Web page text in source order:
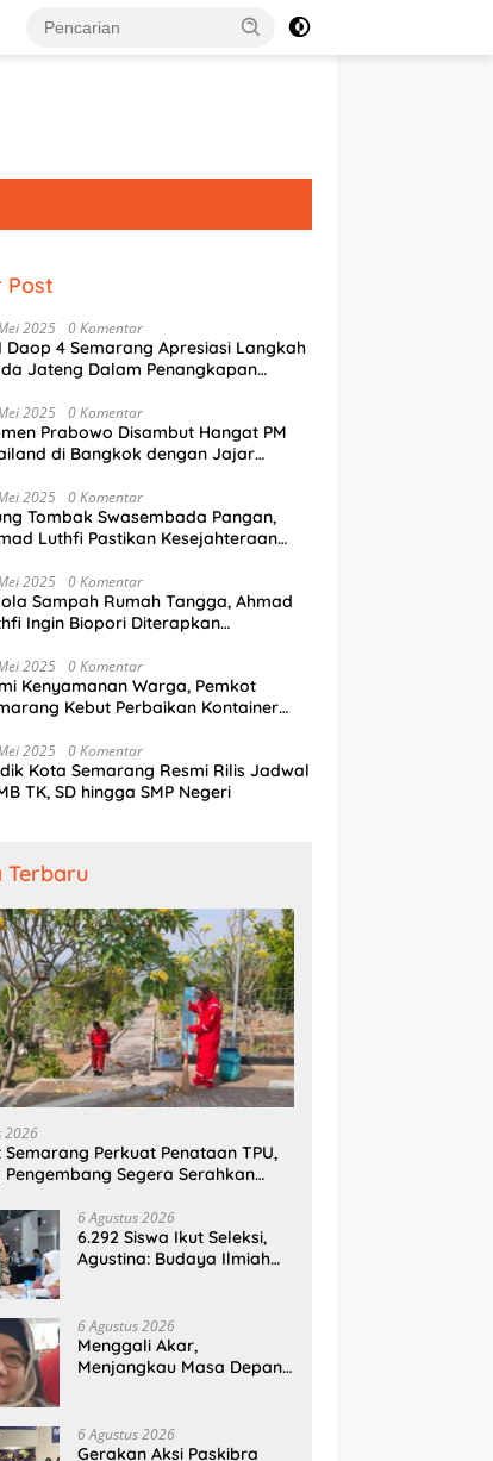
Post
2025 0 Komentar
Daop 4 Semarang Apresiasi Langkah
Jateng Dalam Penangkapan
2025 0 Komentar
Prabowo Disambut Hangat PM
di Bangkok dengan Jajar
2025 0 Komentar
Tombak Swasembada Pangan,
Luthfi Pastikan Kesejahteraan
2025 0 Komentar
Sampah Rumah Tangga, Ahmad
Ingin Biopori Diterapkan
2025 0 Komentar
Kenyamanan Warga, Pemkot
Kebut Perbaikan Kontainer
2025 0 Komentar
Kota Semarang Resmi Rilis Jadwal
TK, SD hingga SMP Negeri
Terbaru
2026
Semarang Perkuat Penataan TPU,
Pengembang Segera Serahkan
6 Agustus 2026
6.292 Siswa Ikut Seleksi,
Agustina: Budaya Ilmiah
6 Agustus 2026
Menggali Akar,
Menjangkau Masa Depan:
Berkelanjutan
6 Agustus 2026
Gerakan Aksi Paskibra